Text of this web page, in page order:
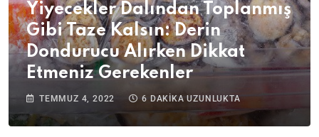
Yiyecekler Dalından Toplanmış
Gibi Taze Kalsın: Derin
Dondurucu Alırken Dikkat
Etmeniz Gerekenler
TEMMUZ 4, 2022 6 DAKIKA UZUNLUKTA